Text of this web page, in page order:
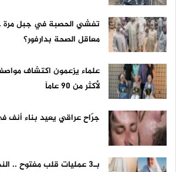
تفشي الحصبة في جبل مرة
معاقل الصحة بدارفور؟
علماء يزعمون اكتشاف
لأكثر من 90 عاماً
جرّاح عراقي يعيد بناء
بـ3 عمليات قلب مفتوح ..